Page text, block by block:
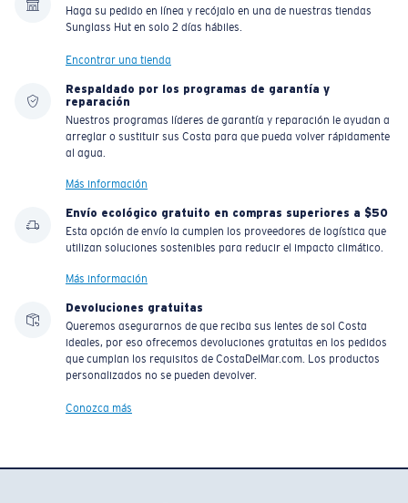
Haga su pedido en línea y recójalo en una de nuestras tiendas
Sunglass Hut en solo 2 días hábiles.
Encontrar una tienda
Respaldado por los programas de garantía y
reparación
Nuestros programas líderes de garantía y reparación le ayudan a
arreglar o sustituir sus Costa para que pueda volver rápidamente
al agua.
Más información
Envío ecológico gratuito en compras superiores a $50
Esta opción de envío la cumplen los proveedores de logística que
utilizan soluciones sostenibles para reducir el impacto climático.
Más información
Devoluciones gratuitas
Queremos asegurarnos de que reciba sus lentes de sol Costa
ideales, por eso ofrecemos devoluciones gratuitas en los pedidos
que cumplan los requisitos de CostaDelMar.com. Los productos
personalizados no se pueden devolver.
Conozca más